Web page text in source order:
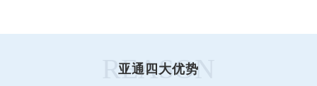
REASON
亚通四大优势